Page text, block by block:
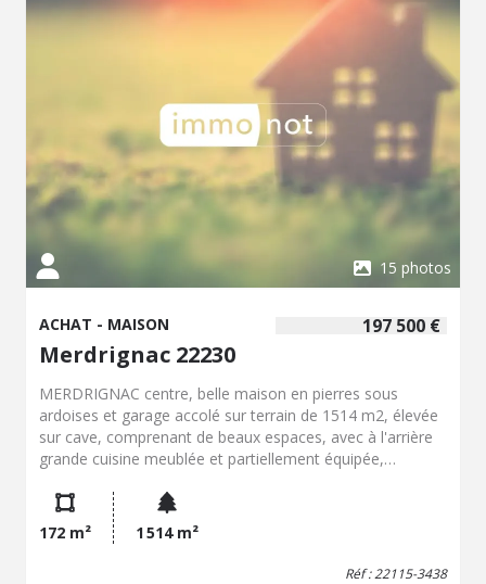
15 photos
197 500 €
ACHAT - MAISON
Merdrignac 22230
MERDRIGNAC centre, belle maison en pierres sous
ardoises et garage accolé sur terrain de 1514 m2, élevée
sur cave, comprenant de beaux espaces, avec à l'arrière
grande cuisine meublée et partiellement équipée,
cheminée insert, wc, placard ; 1er étage de trois
chambres en façade, salle de bains et wc ; deuxième
étage d'une chambre et grenier avec chauffage à finir
172 m² 1 514 m²
Réf : 22115-3438